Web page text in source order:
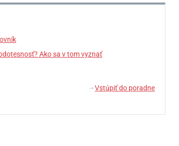
Ako sa v tom vyznať
↓ Vstúpiť do poradne